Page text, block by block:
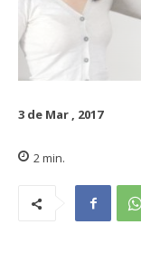
3 de Mar , 2017
2 min.